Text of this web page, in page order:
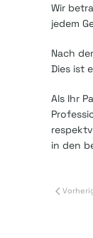
Wir
jedem
Nach
Dies ist
Als Ihr
in den